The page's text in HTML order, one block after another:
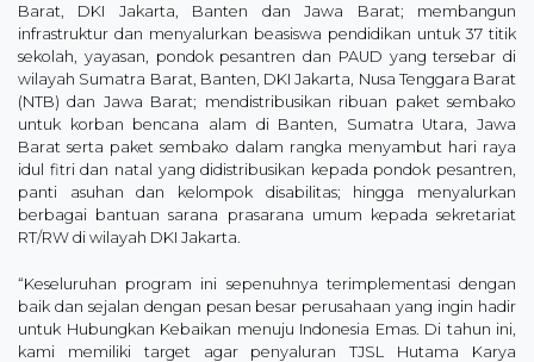
Barat, DKI Jakarta, Banten dan Jawa Barat; membangun
infrastruktur dan menyalurkan beasiswa pendidikan untuk 37 titik
sekolah, yayasan, pondok pesantren dan PAUD yang tersebar di
wilayah Sumatra Barat, Banten, DKI Jakarta, Nusa Tenggara Barat
(NTB) dan Jawa Barat; mendistribusikan ribuan paket sembako
untuk korban bencana alam di Banten, Sumatra Utara, Jawa
Barat serta paket sembako dalam rangka menyambut hari raya
idul fitri dan natal yang didistribusikan kepada pondok pesantren,
panti asuhan dan kelompok disabilitas; hingga menyalurkan
berbagai bantuan sarana prasarana umum kepada sekretariat
RT/RW di wilayah DKI Jakarta.
“Keseluruhan program ini sepenuhnya terimplementasi dengan
baik dan sejalan dengan pesan besar perusahaan yang ingin hadir
untuk Hubungkan Kebaikan menuju Indonesia Emas. Di tahun ini,
kami memiliki target agar penyaluran TJSL Hutama Karya